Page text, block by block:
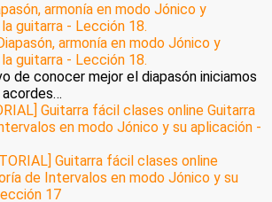
armonía en modo Jónico y
guitarra - Lección 18.
de conocer mejor el diapasón iniciamos
Guitarra fácil clases online Guitarra
en modo Jónico y su aplicación -